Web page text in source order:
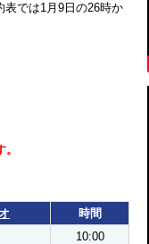
表では1月9日の26時か
時間
10:00